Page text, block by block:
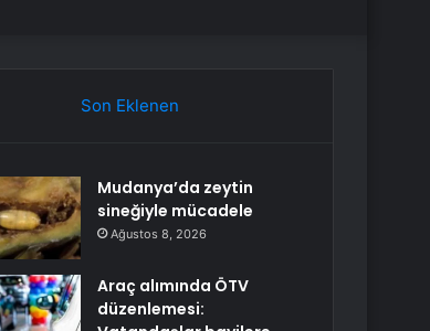
Son Eklenen
Mudanya’da zeytin
sineğiyle mücadele
Ağustos 8, 2026
Araç alımında ÖTV
düzenlemesi: